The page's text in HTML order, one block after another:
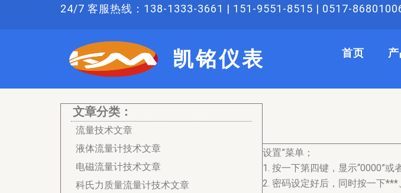
24/7 客服热线：138-1333-3661 | 151-9551-8515 | 0517-
凯铭仪表 首页
文章分类：
流量技术文章
液体流量计技术文章
电磁流量计技术文章
科氏力质量流量计技术文章
设置”菜单；
1. 按一下第四键，显示“0000”或
2. 密码设定好后，同时按一下***